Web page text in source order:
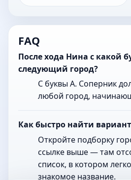
FAQ
После хода Нина с какой
следующий город?
С буквы А. Соперник
любой город,
Как быстро найти
Откройте подборку
ссылке выше — там
список, в котором
знакомое название.